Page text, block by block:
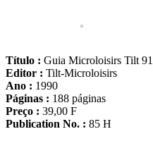
Título : Guia Microloisirs Tilt 91
Editor : Tilt-Microloisirs
Ano : 1990
Páginas : 188 páginas
Preço : 39,00 F
Publication No. : 85 H